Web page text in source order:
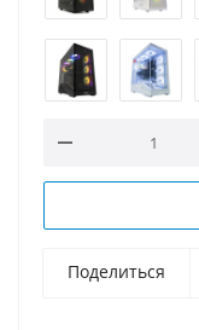
Поделиться